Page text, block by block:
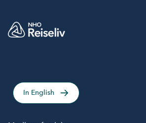
In English